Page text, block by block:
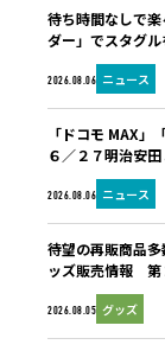
2026.08.06 ニュース
待ち時間なしで
ダー」でスタグル
2026.08.06 ニュース
「ドコモ MAX」
６／２７明治安
2026.08.05 グッズ
待望の再販商品
ッズ販売情報 第